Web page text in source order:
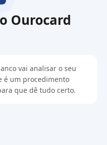
Ourocard
vai analisar o seu
é um procedimento
que dê tudo certo.